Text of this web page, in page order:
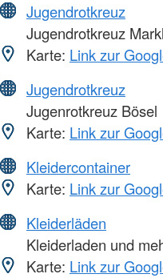
Jugendrotkreuz
Jugendrotkreuz
Karte: Link zur
Jugendrotkreuz
Jugenrotkreuz Bösel
Karte: Link zur
Kleidercontainer
Karte: Link zur
Kleiderläden
Kleiderladen und
Karte: Link zur